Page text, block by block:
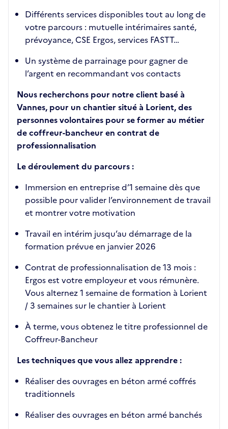
Différents services disponibles tout au long de
votre parcours : mutuelle intérimaires santé,
prévoyance, CSE Ergos, services FASTT…
Un système de parrainage pour gagner de
l’argent en recommandant vos contacts
Nous recherchons pour notre client basé à
Vannes, pour un chantier situé à Lorient, des
personnes volontaires pour se former au métier
de coffreur-bancheur en contrat de
professionnalisation
Le déroulement du parcours :
Immersion en entreprise d’1 semaine dès que
possible pour valider l’environnement de travail
et montrer votre motivation
Travail en intérim jusqu’au démarrage de la
formation prévue en janvier 2026
Contrat de professionnalisation de 13 mois :
Ergos est votre employeur et vous rémunère.
Vous alternez 1 semaine de formation à Lorient
/ 3 semaines sur le chantier à Lorient
À terme, vous obtenez le titre professionnel de
Coffreur-Bancheur
Les techniques que vous allez apprendre :
Réaliser des ouvrages en béton armé coffrés
traditionnels
Réaliser des ouvrages en béton armé banchés